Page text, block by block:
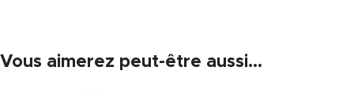
Vous aimerez peut-être aussi…